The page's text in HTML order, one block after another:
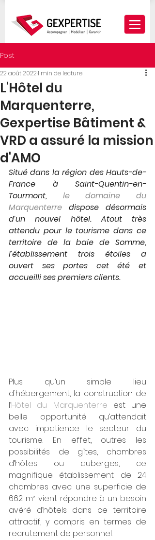
Post
L'Hôtel du
Marquenterre,
Gexpertise Bâtiment &
VRD a assuré la mission
d'AMO
22 août 20221 min de lecture
Situé dans la région des Hauts-de-
France à Saint-Quentin-en-
Tourmont, le domaine du
Marquenterre dispose désormais
d’un nouvel hôtel. Atout très
attendu pour le tourisme dans ce
territoire de la baie de Somme,
l’établissement trois étoiles a
ouvert ses portes cet été et
accueilli ses premiers clients.
Plus qu’un simple lieu
d'hébergement, la construction de
l’Hôtel du Marquenterre est une
belle opportunité qu’attendait
avec impatience le secteur du
tourisme. En effet, outres les
possibilités de gîtes, chambres
d’hôtes ou auberges, ce
magnifique établissement de 24
chambres avec une superficie de
662 m² vient répondre à un besoin
avéré d’hôtels dans ce territoire
attractif, y compris en termes de
recrutement de personnel.